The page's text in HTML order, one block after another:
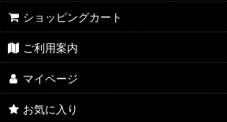
ショッピングカート
ご利用案内
マイページ
お気に入り